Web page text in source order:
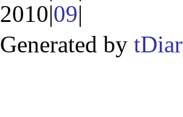
2010|09|
Generated by